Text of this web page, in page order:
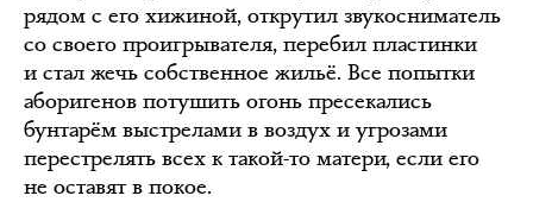
рядом с его хижиной, открутил звукосниматель
со своего проигрывателя, перебил пластинки
и стал жечь собственное жильё. Все попытки
аборигенов потушить огонь пресекались
бунтарём выстрелами в воздух и угрозами
перестрелять всех к такой-то матери, если его
не оставят в покое.